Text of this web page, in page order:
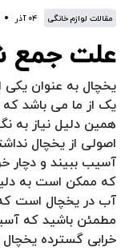
مقالات لوازم خانگی ۰۴ آذر
علت جمع
یخچال به عنوان یکی
یک از ما می باشد
همین دلیل نیاز به
اصولی از یخچال
آسیب ببیند و دچار
که ممکن است به
آب در یخچال است که
مطمئن باشید که
خرابی گسترده